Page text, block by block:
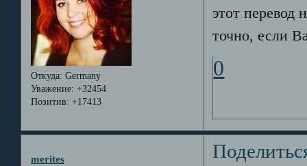
Откуда: Germany
Уважение: +32454
Позитив: +17413
этот перевод
точно, если
0
merites